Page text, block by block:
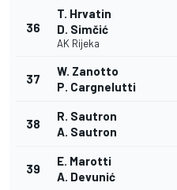
36
T. Hrvatin
D. Simčić
AK Rijeka
37
W. Zanotto
P. Cargnelutti
38
R. Sautron
A. Sautron
39
E. Marotti
A. Devunić